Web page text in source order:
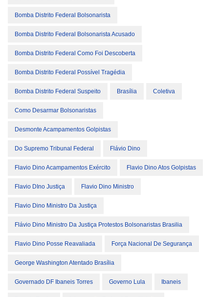
Bomba Distrito Federal Bolsonarista
Bomba Distrito Federal Bolsonarista Acusado
Bomba Distrito Federal Como Foi Descoberta
Bomba Distrito Federal Possível Tragédia
Bomba Distrito Federal Suspeito Brasília Coletiva
Como Desarmar Bolsonaristas
Desmonte Acampamentos Golpistas
Do Supremo Tribunal Federal Flávio Dino
Flavio Dino Acampamentos Exército Flavio Dino Atos Golpistas
Flavio DIno Justiça Flavio Dino Ministro
Flavio Dino Ministro Da Justiça
Flávio Dino Ministro Da Justiça Protestos Bolsonaristas Brasilia
Flavio Dino Posse Reavaliada Força Nacional De Segurança
George Washington Atentado Brasília
Governado DF Ibaneis Torres Governo Lula Ibaneis